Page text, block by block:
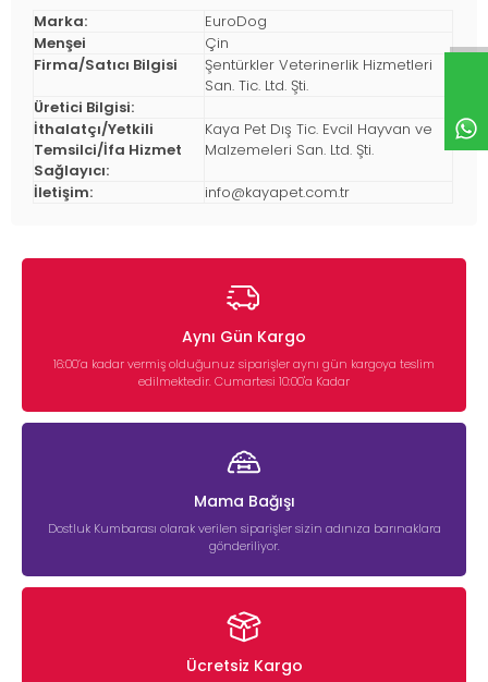
Marka:
EuroDog
Menşei
Çin
Firma/Satıcı Bilgisi
Şentürkler Veterinerlik Hizmetleri
San. Tic. Ltd. Şti.
Üretici Bilgisi:
İthalatçı/Yetkili
Temsilci/İfa Hizmet
Sağlayıcı:
Kaya Pet Dış Tic. Evcil Hayvan ve
Malzemeleri San. Ltd. Şti.
İletişim: info@kayapet.com.tr
Aynı Gün Kargo
16:00’a kadar vermiş olduğunuz siparişler aynı gün kargoya teslim
edilmektedir. Cumartesi 10:00'a Kadar
Mama Bağışı
Dostluk Kumbarası olarak verilen siparişler sizin adınıza barınaklara
gönderiliyor.
Ücretsiz Kargo